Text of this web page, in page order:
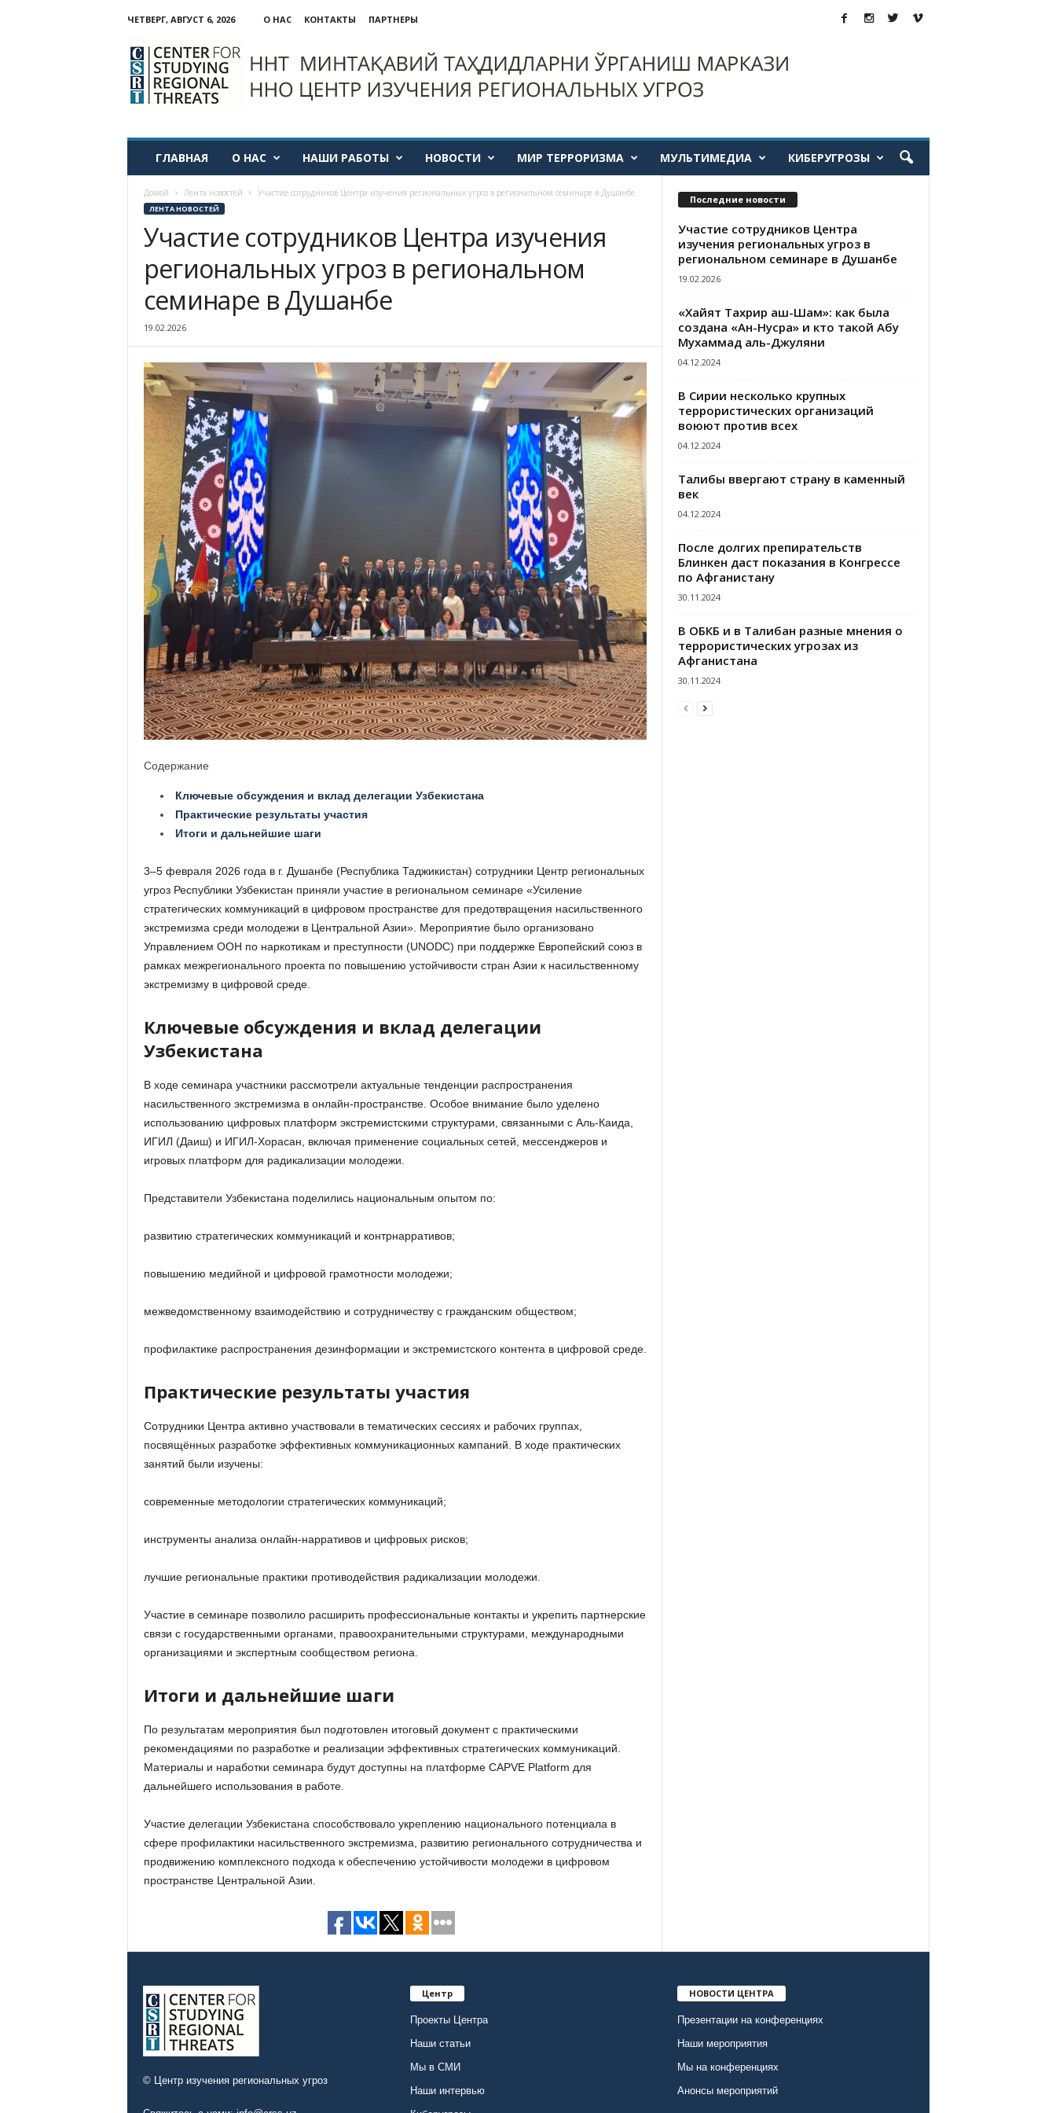
ЧЕТВЕРГ, АВГУСТ 6, 2026 О НАС КОНТАКТЫ
ПАРТНЕРЫ
Центр
изучения
региональных
угроз
ГЛАВНАЯ О НАС НАШИ РАБОТЫ НОВОСТИ МИР ТЕРРОРИЗМА МУЛЬТИМЕДИА КИБЕРУГРОЗЫ
Домой Лента новостей Участие сотрудников Центра изучения региональных угроз в региональном семинаре в Душанбе
ЛЕНТА НОВОСТЕЙ
Участие сотрудников Центра изучения
региональных угроз в региональном
семинаре в Душанбе
19.02.2026
Содержание
Ключевые обсуждения и вклад делегации Узбекистана
Практические результаты участия
Итоги и дальнейшие шаги
3–5 февраля 2026 года в г. Душанбе(Республика Таджикистан) сотрудники Центр региональных
угроз Республики Узбекистан приняли участие в региональном семинаре «Усиление
стратегических коммуникаций в цифровом пространстве для предотвращения насильственного
экстремизма среди молодежи в Центральной Азии». Мероприятие было организовано
Управлением ООН по наркотикам и преступности (UNODC) при поддержке Европейский союзв
рамках межрегионального проекта по повышению устойчивости стран Азии к насильственному
экстремизму в цифровой среде.
Ключевые обсуждения и вклад делегации
Узбекистана
В ходе семинара участники рассмотрели актуальные тенденции распространения
насильственного экстремизма в онлайн-пространстве. Особое внимание было уделено
использованию цифровых платформ экстремистскими структурами, связанными с Аль-Каида
ИГИЛ (Даиш) и ИГИЛ-Хорасан , включая применение социальных сетей, мессенджеров и
игровых платформ для радикализации молодежи.
Представители Узбекистана поделились национальным опытом по:
развитию стратегических коммуникаций и контрнарративов;
повышению медийной и цифровой грамотности молодежи;
межведомственному взаимодействию и сотрудничеству с гражданским обществом;
профилактике распространения дезинформации и экстремистского контента в цифровой среде.
Практические результаты участия
Сотрудники Центра активно участвовали в тематических сессиях и рабочих группах,
посвящённых разработке эффективных коммуникационных кампаний. В ходе практических
занятий были изучены:
современные методологии стратегических коммуникаций;
инструменты анализа онлайн-нарративов и цифровых рисков;
лучшие региональные практики противодействия радикализации молодежи.
Участие в семинаре позволило расширить профессиональные контакты и укрепить партнерские
связи с государственными органами, правоохранительными структурами, международными
организациями и экспертным сообществом региона.
Итоги и дальнейшие шаги
По результатам мероприятия был подготовлен итоговый документ с практическими
рекомендациями по разработке и реализации эффективных стратегических коммуникаций.
Материалы и наработки семинара будут доступны на платформе CAPVE Platform для
дальнейшего использования в работе.
Участие делегации Узбекистана способствовало укреплению национального потенциала в
сфере профилактики насильственного экстремизма, развитию регионального сотрудничества и
продвижению комплексного подхода к обеспечению устойчивости молодежи в цифровом
пространстве Центральной Азии.
Последние новости
Участие сотрудников Центра
изучения региональных угроз в
региональном семинаре в Душанбе
19.02.2026
«Хайят Тахрир аш-Шам»: как была
создана «Ан-Нусра» и кто такой Абу
Мухаммад аль-Джуляни
04.12.2024
В Сирии несколько крупных
террористических организаций
воюют против всех
04.12.2024
Талибы ввергают страну в каменный
век
04.12.2024
После долгих препирательств
Блинкен даст показания в Конгрессе
по Афганистану
30.11.2024
В ОБКБ и в Талибан разные мнения о
террористических угрозах из
Афганистана
30.11.2024
© Центр изучения региональных угроз
Центр
Проекты Центра
Наши статьи
Мы в СМИ
Наши интервью
НОВОСТИ ЦЕНТРА
Презентации на конференциях
Наши мероприятия
Мы на конференциях
Анонсы мероприятий